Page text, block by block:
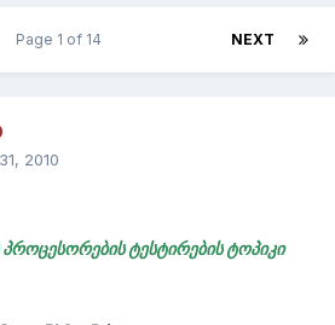
NEXT
Page 1 of 14
2010
ტესტირების ტოპიკი